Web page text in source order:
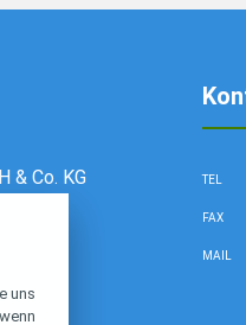
& Co. KG
TEL
FAX
MAIL
uns